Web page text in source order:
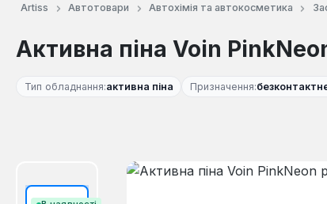
Artiss Автотовари Автохімія та автокосметика
Активна піна Voin
Тип обладнання:активна піна Призначення:
Пропустити галерею зображень